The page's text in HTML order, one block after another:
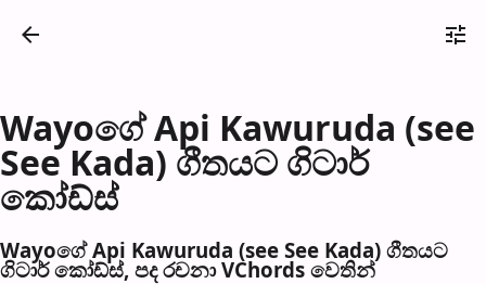
Wayoගේ Api Kawuruda (see
See Kada) ගීතයට ගිටාර්
කෝඩ්ස්
Wayoගේ Api Kawuruda (see See Kada) ගීතයට
ගිටාර් කෝඩ්ස්, පද රච​නා VChords වෙති​න්